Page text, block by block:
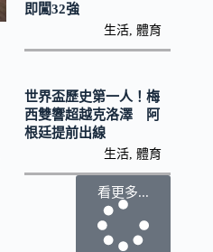
即闖32強
生活 ,體育
世界盃歷史第一人！梅
西雙響超越克洛澤 阿
根廷提前出線
生活 ,體育
看更多...